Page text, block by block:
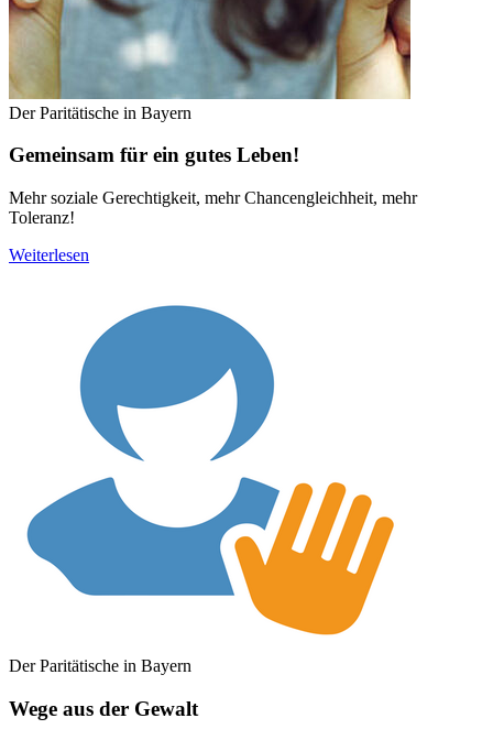
Der Paritätische in Bayern
Gemeinsam für ein gutes Leben!
Mehr soziale Gerechtigkeit, mehr Chancengleichheit, mehr
Toleranz!
Weiterlesen
Der Paritätische in Bayern
Wege aus der Gewalt